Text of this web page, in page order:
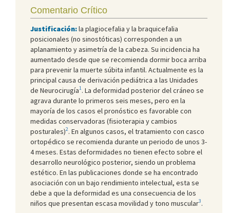
Comentario Crítico
Justificación:la plagiocefalia y la braquicefalia
posicionales (no sinostóticas) corresponden a un
aplanamiento y asimetría de la cabeza. Su incidencia ha
aumentado desde que se recomienda dormir boca arriba
para prevenir la muerte súbita infantil. Actualmente es la
principal causa de derivación pediátrica a las Unidades
de Neurocirugía1. La deformidad posterior del cráneo se
agrava durante lo primeros seis meses, pero en la
mayoría de los casos el pronóstico es favorable con
medidas conservadoras (fisioterapia y cambios
posturales)2. En algunos casos, el tratamiento con casco
ortopédico se recomienda durante un periodo de unos 3-
4 meses. Estas deformidades no tienen efecto sobre el
desarrollo neurológico posterior, siendo un problema
estético. En las publicaciones donde se ha encontrado
asociación con un bajo rendimiento intelectual, esta se
debe a que la deformidad es una consecuencia de los
niños que presentan escasa movilidad y tono muscular3.